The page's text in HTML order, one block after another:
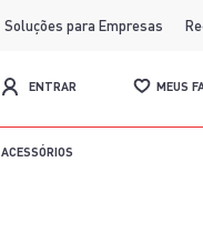
Soluções para Empresas
ENTRAR MEUS
ACESSÓRIOS